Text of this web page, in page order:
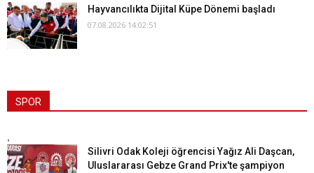
Hayvancılıkta Dijital Küpe Dönemi başladı
07.08.2026 14:02:51
SPOR
,
Silivri Odak Koleji öğrencisi Yağız Ali Daşcan,
Uluslararası Gebze Grand Prix'te şampiyon